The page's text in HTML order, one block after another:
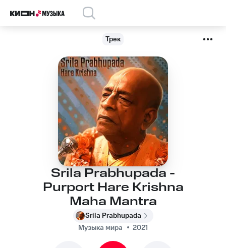
Трек
Srila Prabhupada -
Purport Hare Krishna
Maha Mantra
Srila Prabhupada
Музыка мира
2021